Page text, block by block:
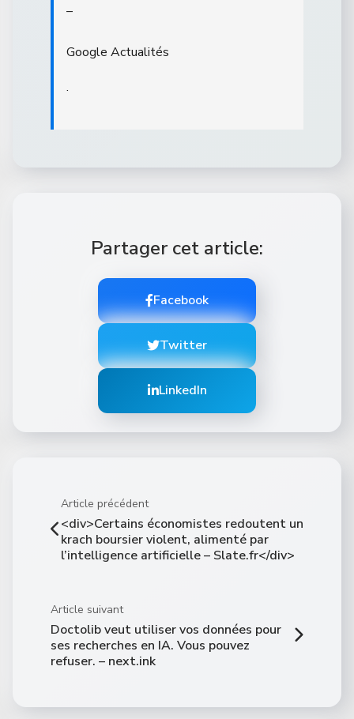
–
Google Actualités
.
Partager cet article:
Facebook
Twitter
LinkedIn
Article précédent
<div>Certains économistes redoutent un
krach boursier violent, alimenté par
l’intelligence artificielle – Slate.fr</div>
Article suivant
Doctolib veut utiliser vos données pour
ses recherches en IA. Vous pouvez
refuser. – next.ink